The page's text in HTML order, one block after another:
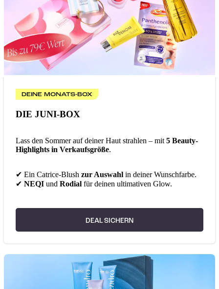
DEINE MONATS-BOX
DIE JUNI-BOX
Lass den Sommer auf deiner Haut strahlen – mit 5 Beauty-
Highlights in Verkaufsgröße.
✔ Ein Catrice-Blush zur Auswahl in deiner Wunschfarbe.
✔ NEQI und Rodial für deinen ultimativen Glow.
DEAL SICHERN